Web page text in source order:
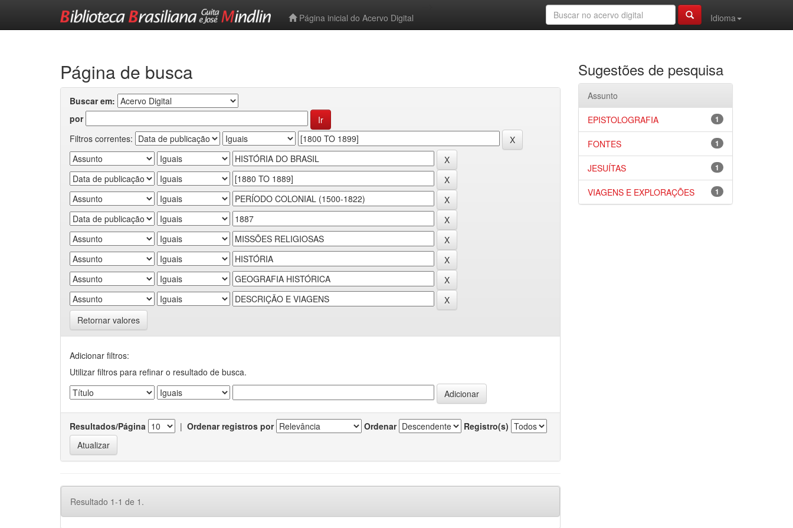
Página inicial do Acervo Digital
Idioma
Página de busca
Buscar em:
por
Filtros correntes:
Retornar valores
Adicionar filtros:
Utilizar filtros para refinar o resultado de busca.
Resultados/Página | Ordenar registros por Ordenar Registro(s)
Resultado 1-1 de 1.
Sugestões de pesquisa
Assunto
1
EPISTOLOGRAFIA
1
FONTES
1
JESUÍTAS
1
VIAGENS E EXPLORAÇÕES